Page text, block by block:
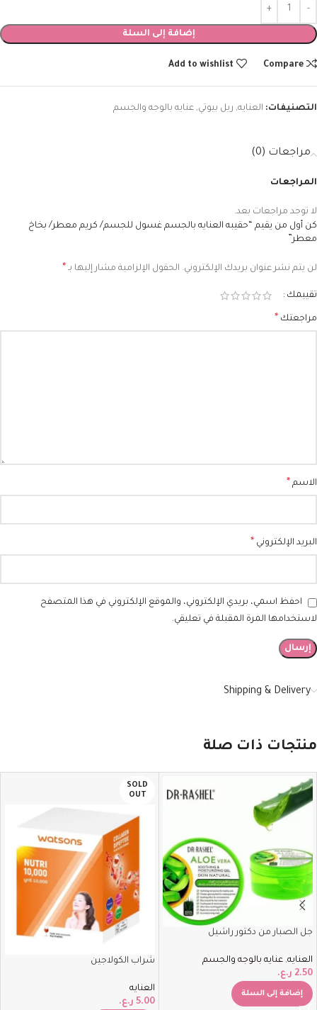
إضافة إلى السلة
Compare
Add to wishlist
التصنيفات: العنايه, ريل بيوتي, عنايه بالوجه والجسم
مراجعات (0)
المراجعات
لا توجد مراجعات بعد.
كن أول من يقيم “حقيبه العنايه بالجسم غسول للجسم/ كريم معطر/ بخاخ
معطر”
لن يتم نشر عنوان بريدك الإلكتروني. الحقول الإلزامية مشار إليها بـ *
تقييمك
مراجعتك *
الاسم *
البريد الإلكتروني *
احفظ اسمي، بريدي الإلكتروني، والموقع الإلكتروني في هذا المتصفح
لاستخدامها المرة المقبلة في تعليقي.
Shipping & Delivery
منتجات ذات صلة
جل الصبار من دكتور راشيل
العنايه, عنايه بالوجه والجسم
2.50 ر.ع.
إضافة إلى السلة
SOLD
OUT
شراب الكولاجين
العنايه
5.00 ر.ع.